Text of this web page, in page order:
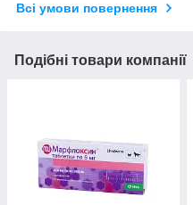
Всі умови повернення
Подібні товари компанії